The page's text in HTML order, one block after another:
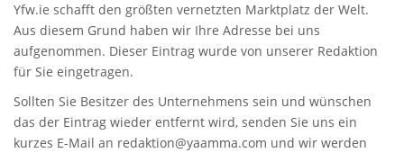
Yfw.ie schafft den größten vernetzten Marktplatz der Welt.
Aus diesem Grund haben wir Ihre Adresse bei uns
aufgenommen. Dieser Eintrag wurde von unserer Redaktion
für Sie eingetragen.
Sollten Sie Besitzer des Unternehmens sein und wünschen
das der Eintrag wieder entfernt wird, senden Sie uns ein
kurzes E-Mail an redaktion@yaamma.com und wir werden